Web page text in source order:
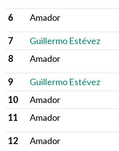
6 Amador
7 Guillermo Estévez
8
Amador
9 Guillermo Estévez
10
Amador
11
Amador
12 Amador